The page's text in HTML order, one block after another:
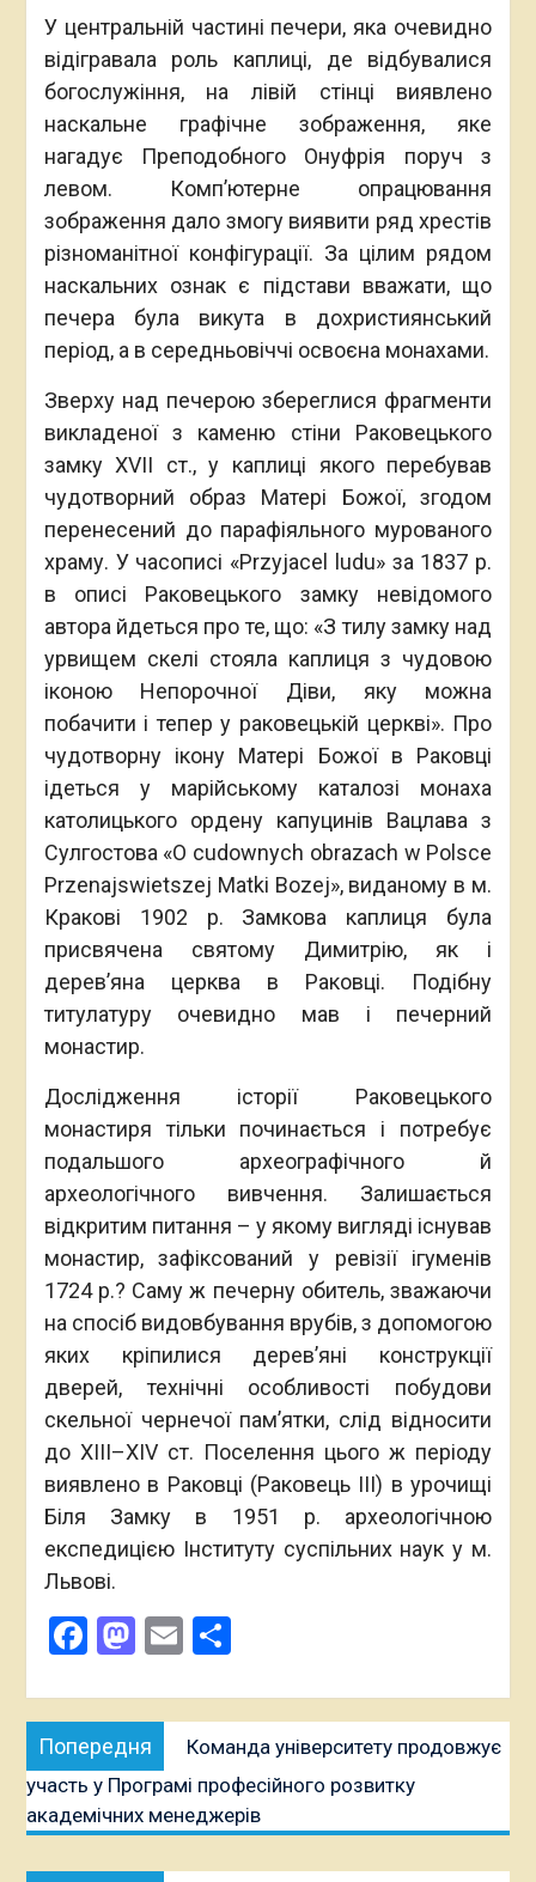
У центральній частині печери, яка очевидно
відігравала роль каплиці, де відбувалися
богослужіння, на лівій стінці виявлено
наскальне графічне зображення, яке
нагадує Преподобного Онуфрія поруч з
левом. Комп’ютерне опрацювання
зображення дало змогу виявити ряд хрестів
різноманітної конфігурації. За цілим рядом
наскальних ознак є підстави вважати, що
печера була викута в дохристиянський
період, а в середньовіччі освоєна монахами.
Зверху над печерою збереглися фрагменти
викладеної з каменю стіни Раковецького
замку ХVІІ ст., у каплиці якого перебував
чудотворний образ Матері Божої, згодом
перенесений до парафіяльного мурованого
храму. У часописі «Przyjacel ludu» за 1837 р.
в описі Раковецького замку невідомого
автора йдеться про те, що: «З тилу замку над
урвищем скелі стояла каплиця з чудовою
іконою Непорочної Діви, яку можна
побачити і тепер у раковецькій церкві». Про
чудотворну ікону Матері Божої в Раковці
ідеться у марійському каталозі монаха
католицького ордену капуцинів Вацлава з
Сулгостова «O cudownych obrazach w Polsce
Przenajswietszej Matki Bozej», виданому в м.
Кракові 1902 р. Замкова каплиця була
присвячена святому Димитрію, як і
дерев’яна церква в Раковці. Подібну
титулатуру очевидно мав і печерний
монастир.
Дослідження історії Раковецького
монастиря тільки починається і потребує
подальшого археографічного й
археологічного вивчення. Залишається
відкритим питання – у якому вигляді існував
монастир, зафіксований у ревізії ігуменів
1724 р.? Саму ж печерну обитель, зважаючи
на спосіб видовбування врубів, з допомогою
яких кріпилися дерев’яні конструкції
дверей, технічні особливості побудови
скельної чернечої пам’ятки, слід відносити
до ХІІІ–ХІV ст. Поселення цього ж періоду
виявлено в Раковці (Раковець ІІІ) в урочищі
Біля Замку в 1951 р. археологічною
експедицією Інституту суспільних наук у м.
Львові.
Facebook
Mastodon
Email
Навігація
записів
Попередня
публікація:
Команда університету продовжує
участь у Програмі професійного розвитку
академічних менеджерів